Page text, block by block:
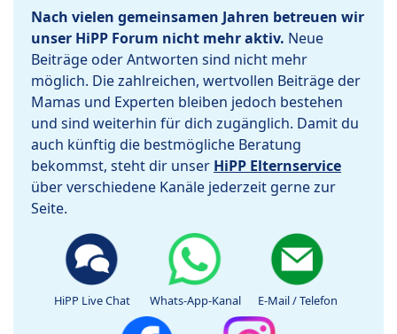
Nach vielen gemeinsamen Jahren betreuen wir
unser HiPP Forum nicht mehr aktiv. Neue
Beiträge oder Antworten sind nicht mehr
möglich. Die zahlreichen, wertvollen Beiträge der
Mamas und Experten bleiben jedoch bestehen
und sind weiterhin für dich zugänglich. Damit du
auch künftig die bestmögliche Beratung
bekommst, steht dir unser HiPP Elternservice
über verschiedene Kanäle jederzeit gerne zur
Seite.
HiPP Live Chat Whats-App-Kanal E-Mail / Telefon